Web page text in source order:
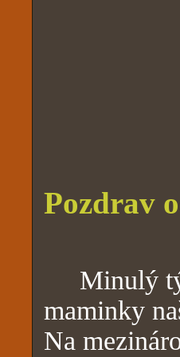
Pozdrav
Minulý
maminky
Na